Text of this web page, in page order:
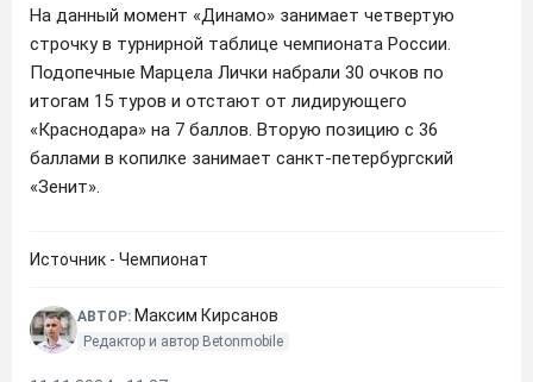
На данный момент «Динамо» занимает четвертую
строчку в турнирной таблице чемпионата России.
Подопечные Марцела Лички набрали 30 очков по
итогам 15 туров и отстают от лидирующего
«Краснодара» на 7 баллов. Вторую позицию с 36
баллами в копилке занимает санкт-петербургский
«Зенит».
Источник - Чемпионат
АВТОР: Максим Кирсанов
Редактор и автор Betonmobile